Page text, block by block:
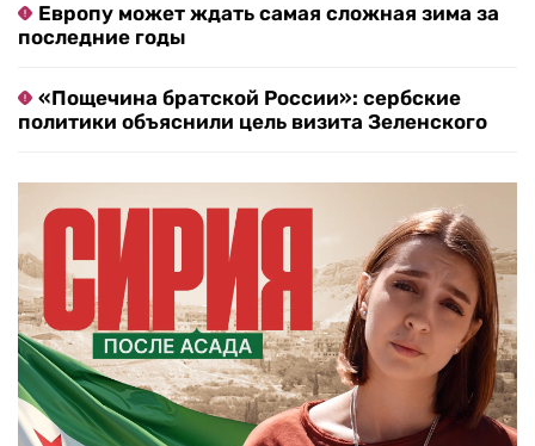
Европу может ждать самая сложная зима за
последние годы
«Пощечина братской России»: сербские
политики объяснили цель визита Зеленского